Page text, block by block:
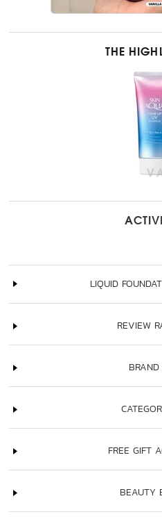
THE
LIQUID
REVIEW
FREE GIFT
BEAUTY